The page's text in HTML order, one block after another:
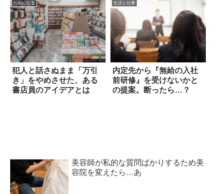
ためになる
犯人と話さぬまま「万引
き」をやめさせた、ある
書店員のアイデアとは
生活と仕事
内定先から『無給の入社
前研修』を受けないかと
の提案。断ったら…？
美容師が私的な質問ばかりするため美
容院を変えたら…あ